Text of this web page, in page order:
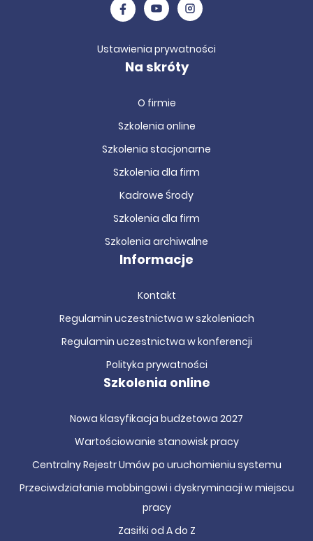
Ustawienia prywatności
Na skróty
O firmie
Szkolenia online
Szkolenia stacjonarne
Szkolenia dla firm
Kadrowe Środy
Szkolenia dla firm
Szkolenia archiwalne
Informacje
Kontakt
Regulamin uczestnictwa w szkoleniach
Regulamin uczestnictwa w konferencji
Polityka prywatności
Szkolenia online
Nowa klasyfikacja budżetowa 2027
Wartościowanie stanowisk pracy
Centralny Rejestr Umów po uruchomieniu systemu
Przeciwdziałanie mobbingowi i dyskryminacji w miejscu
pracy
Zasiłki od A do Z